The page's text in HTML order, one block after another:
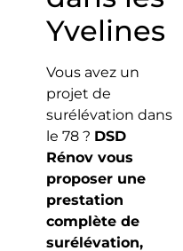
Yvelines
Vous avez un
projet de
surélévation dans
le 78 ? DSD
Rénov vous
proposer une
prestation
complète de
surélévation,